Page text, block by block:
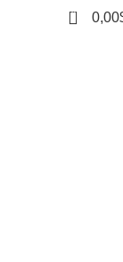
0 0,00